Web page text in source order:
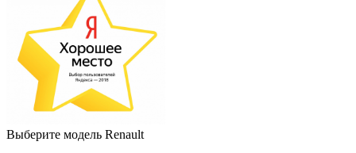
Выберите модель Renault